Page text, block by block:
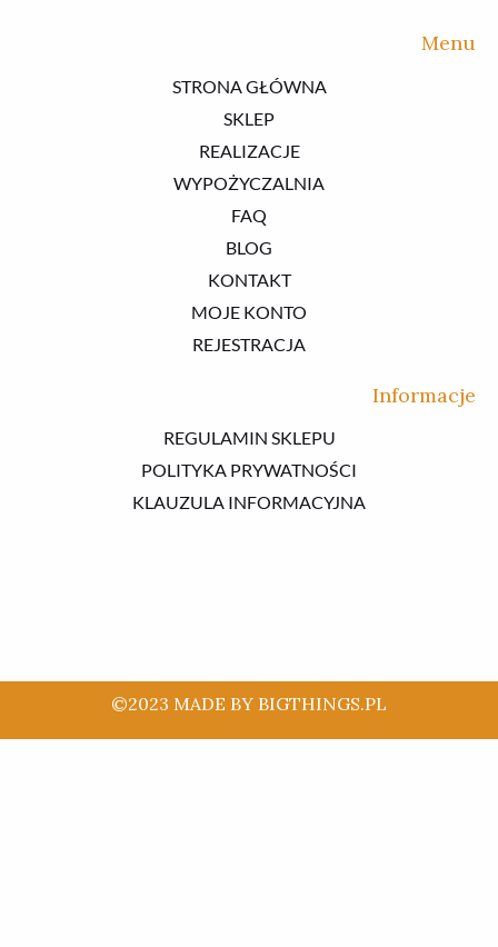
Menu
STRONA GŁÓWNA
SKLEP
REALIZACJE
WYPOŻYCZALNIA
FAQ
BLOG
KONTAKT
MOJE KONTO
REJESTRACJA
Informacje
REGULAMIN SKLEPU
POLITYKA PRYWATNOŚCI
KLAUZULA INFORMACYJNA
©2023 MADE BY BIGTHINGS.PL